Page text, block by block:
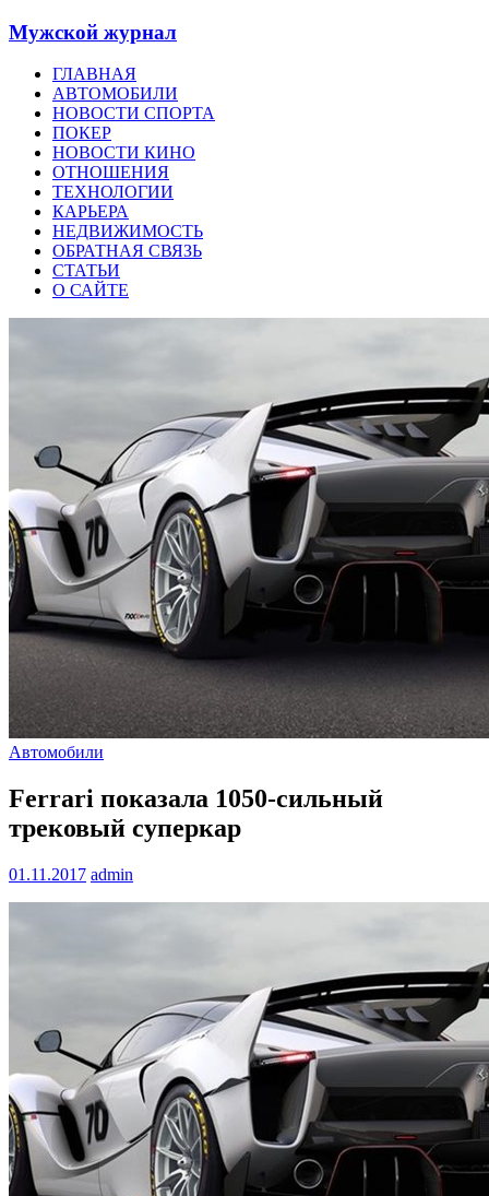
Мужской журнал
ГЛАВНАЯ
АВТОМОБИЛИ
НОВОСТИ СПОРТА
ПОКЕР
НОВОСТИ КИНО
ОТНОШЕНИЯ
ТЕХНОЛОГИИ
КАРЬЕРА
НЕДВИЖИМОСТЬ
ОБРАТНАЯ СВЯЗЬ
СТАТЬИ
О САЙТЕ
Автомобили
Ferrari показала 1050-сильный
трековый суперкар
01.11.2017 admin